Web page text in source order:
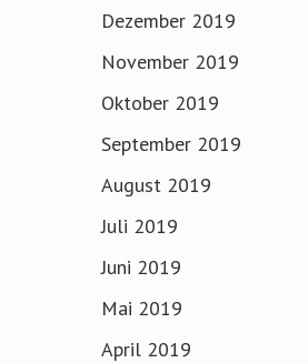
Dezember 2019
November 2019
Oktober 2019
September 2019
August 2019
Juli 2019
Juni 2019
Mai 2019
April 2019